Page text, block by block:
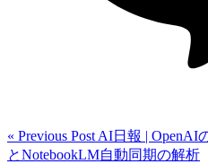
« Previous Post AI日報 | OpenAI
とNotebookLM自動同期の解析